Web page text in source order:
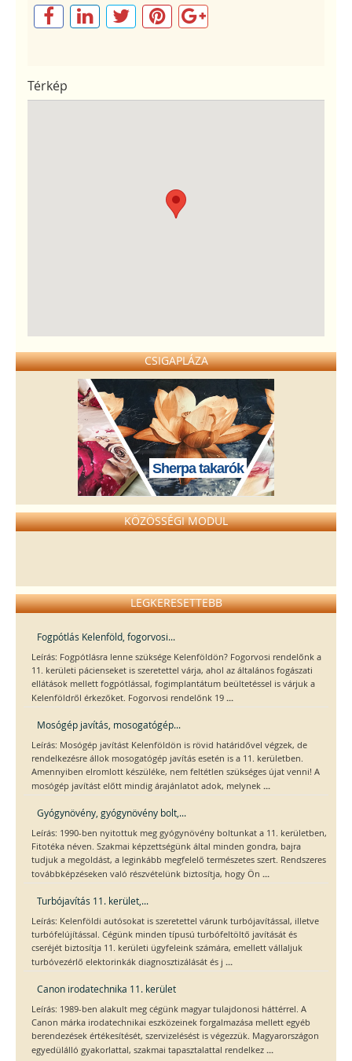
Térkép
CSIGAPLÁZA
Sherpa takarók
KÖZÖSSÉGI MODUL
LEGKERESETTEBB
Fogpótlás Kelenföld, fogorvosi...
Leírás: Fogpótlásra lenne szüksége Kelenföldön? Fogorvosi rendelőnk a
11. kerületi pácienseket is szeretettel várja, ahol az általános fogászati
ellátások mellett fogpótlással, fogimplantátum beültetéssel is várjuk a
Kelenföldről érkezőket. Fogorvosi rendelőnk 19 ...
Mosógép javítás, mosogatógép...
Leírás: Mosógép javítást Kelenföldön is rövid határidővel végzek, de
rendelkezésre állok mosogatógép javítás esetén is a 11. kerületben.
Amennyiben elromlott készüléke, nem feltétlen szükséges újat venni! A
mosógép javítást előtt mindig árajánlatot adok, melynek ...
Gyógynövény, gyógynövény bolt,...
Leírás: 1990-ben nyitottuk meg gyógynövény boltunkat a 11. kerületben,
Fitotéka néven. Szakmai képzettségünk által minden gondra, bajra
tudjuk a megoldást, a leginkább megfelelő természetes szert. Rendszeres
továbbképzéseken való részvételünk biztosítja, hogy Ön ...
Turbójavítás 11. kerület,...
Leírás: Kelenföldi autósokat is szeretettel várunk turbójavítással, illetve
turbófelújítással. Cégünk minden típusú turbófeltöltő javítását és
cseréjét biztosítja 11. kerületi ügyfeleink számára, emellett vállaljuk
turbóvezérlő elektorinkák diagnosztizálását és j ...
Canon irodatechnika 11. kerület
Leírás: 1989-ben alakult meg cégünk magyar tulajdonosi háttérrel. A
Canon márka irodatechnikai eszközeinek forgalmazása mellett egyéb
berendezések értékesítését, szervizelésést is végezzük. Magyarországon
egyedülálló gyakorlattal, szakmai tapasztalattal rendelkez ...